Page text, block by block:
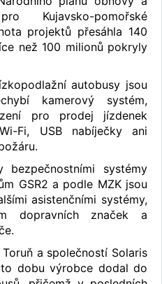
Kujavsko-pomořské
projektů přesáhla 140
než 100 milionů pokryly
autobusy jsou
kamerový systém,
pro prodej jízdenek
Fi, USB nabíječky ani
bezpečnostními systémy
GSR2 a podle MZK jsou
asistenčními systémy,
dopravních značek a
a společností Solaris
dobu výrobce dodal do